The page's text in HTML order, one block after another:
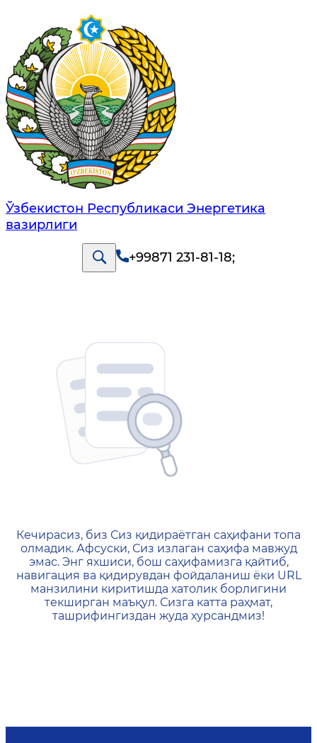
Ўзбекистон Республикаси Энергетика
вазирлиги
+99871 231-81-18;
404 — Страница не
Кечирасиз, биз Сиз қидираётган саҳифани топа
олмадик. Афсуски, Сиз излаган саҳифа мавжуд
эмас. Энг яхшиси, бош саҳифамизга қайтиб,
навигация ва қидирувдан фойдаланиш ёки URL
манзилини киритишда хатолик борлигини
текширган маъқул. Сизга катта раҳмат,
ташрифингиздан жуда хурсандмиз!